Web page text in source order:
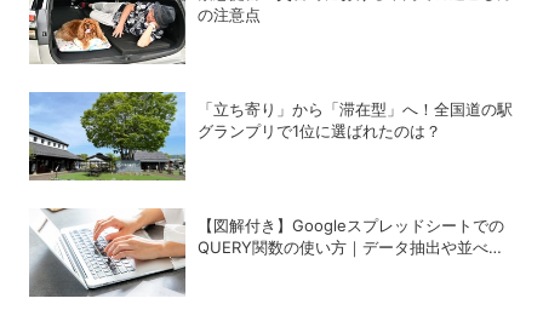
の注意点
「立ち寄り」から「滞在型」へ！全国道の駅
グランプリで1位に選ばれたのは？
【図解付き】Googleスプレッドシートでの
QUERY関数の使い方｜データ抽出や並べ替